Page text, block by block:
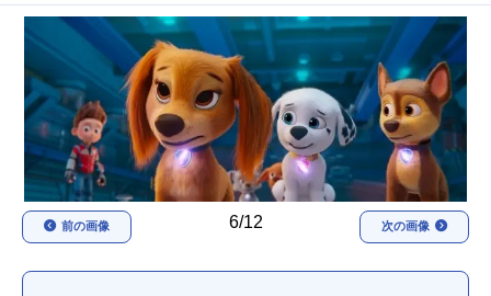
最新記事一覧
アニメ記事一覧 声優記事一覧
アニメ映画一覧 実写化映画一覧
今期アニメ曜日別一覧
春アニメ 夏アニメ
秋アニメ
6/12
前の画像 次の画像